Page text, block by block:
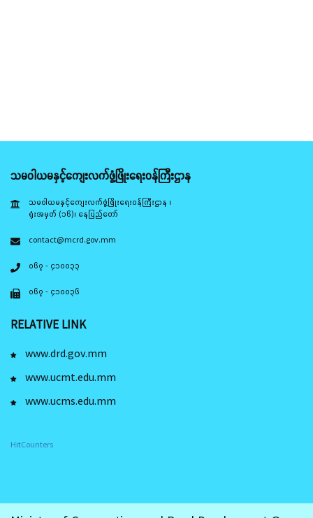
သမဝါယမနှင့်ကျေးလက်ဖွံ့ဖြိုးရေးဝန်ကြီးဌာန
သမဝါယမနှင့်ကျေးလက်ဖွံ့ဖြိုးရေးဝန်ကြီးဌာန ၊
ရုံးအမှတ် (၁၆)၊ နေပြည်တော်
contact@mcrd.gov.mm
၀၆၇ - ၄၁၀၀၃၃
၀၆၇ - ၄၁၀၀၃၆
RELATIVE LINK
www.drd.gov.mm
www.ucmt.edu.mm
www.ucms.edu.mm
HitCounters